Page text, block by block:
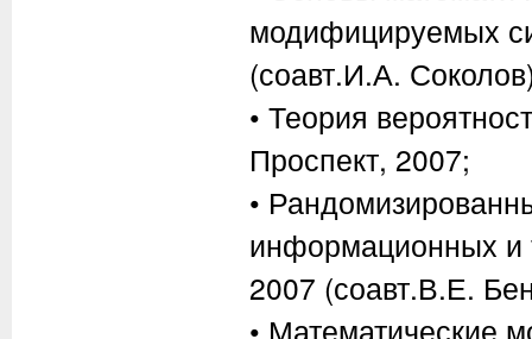
модифицируемых
(соавт.И.А.
• Теория
Проспект, 2007;
•
информационных
2007 (соавт.В.Е.
• Математические